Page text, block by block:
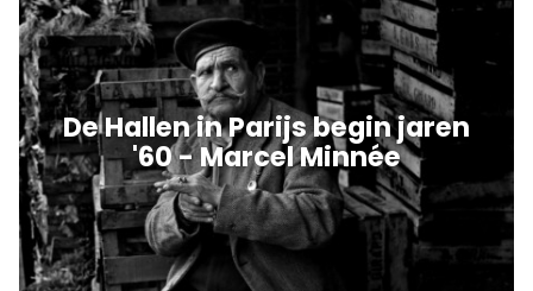
De Hallen in Parijs begin jaren
'60 - Marcel Minnée